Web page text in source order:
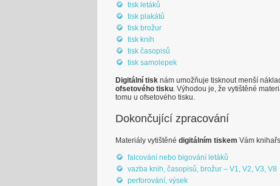
tisk letáků
tisk plakátů
tisk brožur
tisk knih
tisk časopisů
tisk samolepek
Digitální tisk nám umožňuje tisknout menší
ofsetového tisku. Výhodou je, že vytištěné
tomu u ofsetového tisku.
Dokončující zpracování
Materiály vytištěné digitálním tiskem Vám
falcování nebo bigování letáků
vazba knih, časopisů, brožur – V1, V2, V3, V8
perforování, výsek